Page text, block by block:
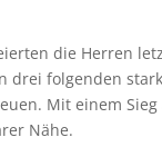
die Herren
drei folgenden
Mit einem
Nähe.